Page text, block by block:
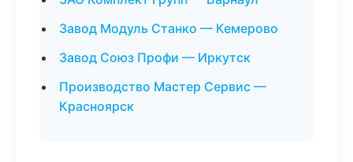
Завод Модуль Станко — Кемерово
Завод Союз Профи — Иркутск
Производство Мастер Сервис —
Красноярск